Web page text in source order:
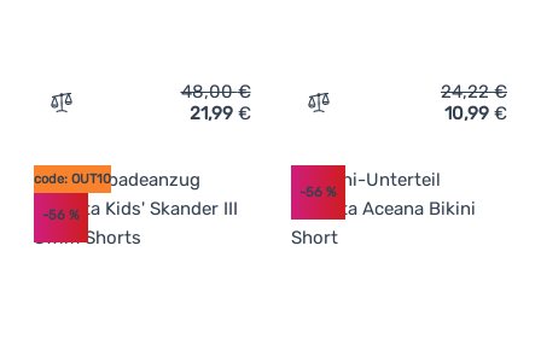
Zum Vergleich 'Damenbadeanzug Regatta Flavia Swim
48,00€
21,99 € Zum Vergleich
24,22€
10,99 €
code: OUT10
-56 %
-56%